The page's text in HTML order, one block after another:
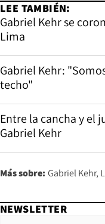
LEE TAMBIÉN:
Gabriel Kehr se
Lima
Gabriel Kehr:
techo"
Entre la cancha y el
Gabriel Kehr
Más sobre: Gabriel Kehr
NEWSLETTER